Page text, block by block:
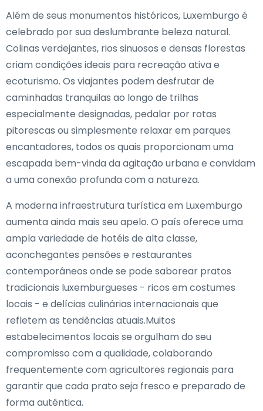
Além de seus monumentos históricos, Luxemburgo é
celebrado por sua deslumbrante beleza natural.
Colinas verdejantes, rios sinuosos e densas florestas
criam condições ideais para recreação ativa e
ecoturismo. Os viajantes podem desfrutar de
caminhadas tranquilas ao longo de trilhas
especialmente designadas, pedalar por rotas
pitorescas ou simplesmente relaxar em parques
encantadores, todos os quais proporcionam uma
escapada bem-vinda da agitação urbana e convidam
a uma conexão profunda com a natureza.
A moderna infraestrutura turística em Luxemburgo
aumenta ainda mais seu apelo. O país oferece uma
ampla variedade de hotéis de alta classe,
aconchegantes pensões e restaurantes
contemporâneos onde se pode saborear pratos
tradicionais luxemburgueses - ricos em costumes
locais - e delícias culinárias internacionais que
refletem as tendências atuais.Muitos
estabelecimentos locais se orgulham do seu
compromisso com a qualidade, colaborando
frequentemente com agricultores regionais para
garantir que cada prato seja fresco e preparado de
forma autêntica.